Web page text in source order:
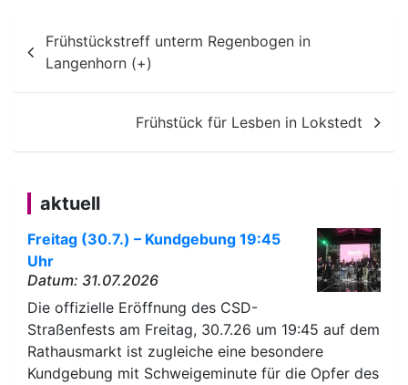
Beitragsnavigation
Frühstückstreff unterm Regenbogen in
Langenhorn (+)
Frühstück für Lesben in Lokstedt
aktuell
Freitag (30.7.) – Kundgebung 19:45
Uhr
Datum: 31.07.2026
Die offizielle Eröffnung des CSD-
Straßenfests am Freitag, 30.7.26 um 19:45 auf dem
Rathausmarkt ist zugleiche eine besondere
Kundgebung mit Schweigeminute für die Opfer des